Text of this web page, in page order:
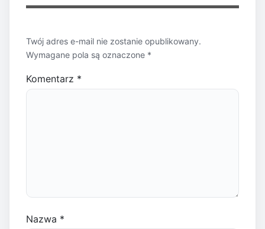
Twój adres e-mail nie zostanie opublikowany.
Wymagane pola są oznaczone *
Komentarz *
Nazwa *